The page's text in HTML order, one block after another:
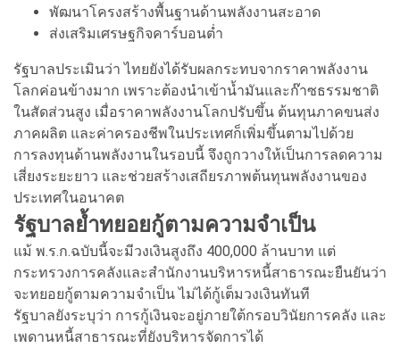
พัฒนาโครงสร้างพื้นฐานด้านพลังงานสะอาด
ส่งเสริมเศรษฐกิจคาร์บอนต่ำ
รัฐบาลประเมินว่า ไทยยังได้รับผลกระทบจากราคาพลังงาน
โลกค่อนข้างมาก เพราะต้องนำเข้าน้ำมันและก๊าซธรรมชาติ
ในสัดส่วนสูง เมื่อราคาพลังงานโลกปรับขึ้น ต้นทุนภาคขนส่ง
ภาคผลิต และค่าครองชีพในประเทศก็เพิ่มขึ้นตามไปด้วย
การลงทุนด้านพลังงานในรอบนี้ จึงถูกวางให้เป็นการลดความ
เสี่ยงระยะยาว และช่วยสร้างเสถียรภาพต้นทุนพลังงานของ
ประเทศในอนาคต
รัฐบาลย้ำทยอยกู้ตามความจำเป็น
แม้ พ.ร.ก.ฉบับนี้จะมีวงเงินสูงถึง 400,000 ล้านบาท แต่
กระทรวงการคลังและสำนักงานบริหารหนี้สาธารณะยืนยันว่า
จะทยอยกู้ตามความจำเป็น ไม่ได้กู้เต็มวงเงินทันที
รัฐบาลยังระบุว่า การกู้เงินจะอยู่ภายใต้กรอบวินัยการคลัง และ
เพดานหนี้สาธารณะที่ยังบริหารจัดการได้